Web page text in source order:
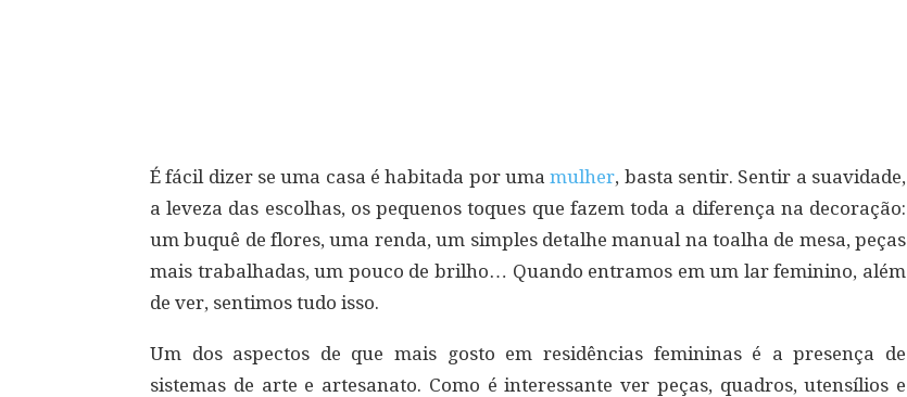
É fácil dizer se uma casa é habitada por umamulher, basta sentir. Sentir a suavidade,
a leveza das escolhas, os pequenos toques que fazem toda a diferença na decoração:
um buquê de flores, uma renda, um simples detalhe manual na toalha de mesa, peças
mais trabalhadas, um pouco de brilho… Quando entramos em um lar feminino, além
de ver, sentimos tudo isso.
Um dos aspectos de que mais gosto em residências femininas é a presença de
sistemas de arte e artesanato. Como é interessante ver peças, quadros, utensílios e